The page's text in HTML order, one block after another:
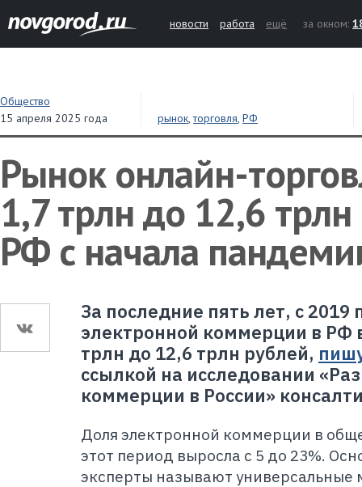
новости работа ещё за окном:
Общество
15 апреля 2025 года
рынок,торговля, РФ
Рынок онлайн-
1,7 трлн до 12,6
РФ с начала
За последние пять лет, с 2019
электронной коммерции в РФ
трлн до 12,6 трлн рублей,
ссылкой на исследовании
коммерции в России»
Доля электронной коммерции в
этот период выросла с 5 до 23%.
эксперты называют универсальные